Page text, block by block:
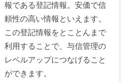
報である登記情報。安価で信
頼性の高い情報といえます。
この登記情報をとことんまで
利用することで、与信管理の
レベルアップにつなげること
ができます。